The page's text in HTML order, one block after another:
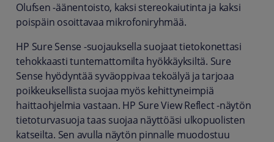
Olufsen -äänentoisto, kaksi stereokaiutinta ja kaksi
poispäin osoittavaa mikrofoniryhmää.
HP Sure Sense -suojauksella suojaat tietokonettasi
tehokkaasti tuntemattomilta hyökkäyksiltä. Sure
Sense hyödyntää syväoppivaa tekoälyä ja tarjoaa
poikkeuksellista suojaa myös kehittyneimpiä
haittaohjelmia vastaan. HP Sure View Reflect -näytön
tietoturvasuoja taas suojaa näyttöäsi ulkopuolisten
katseilta. Sen avulla näytön pinnalle muodostuu